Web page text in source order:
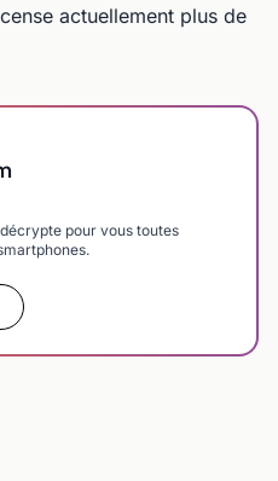
actuellement plus de
pour vous toutes